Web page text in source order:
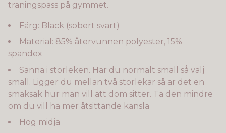
träningspass på gymmet.
Färg: Black (sobert svart)
Material: 85% återvunnen polyester, 15%
spandex
Sanna i storleken. Har du normalt small så välj
small. Ligger du mellan två storlekar så är det en
smaksak hur man vill att dom sitter. Ta den mindre
om du vill ha mer åtsittande känsla
Hög midja